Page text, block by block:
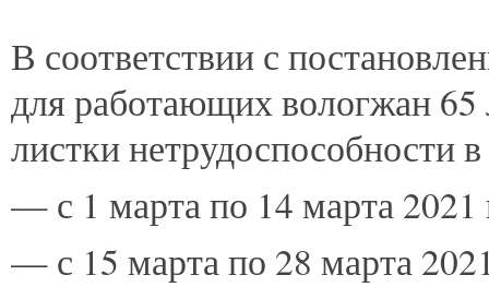
В соответствии с
для работающих вологжан
листки нетрудоспособности
— с 1 марта по 14 марта 2021
— с 15 марта по 28 марта